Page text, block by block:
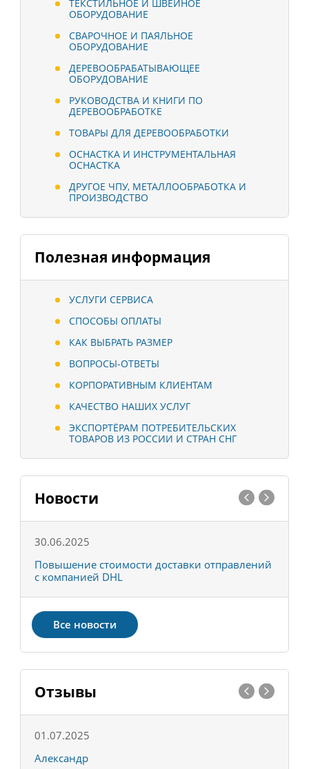
ТЕКСТИЛЬНОЕ И ШВЕЙНОЕ
ОБОРУДОВАНИЕ
СВАРОЧНОЕ И ПАЯЛЬНОЕ
ОБОРУДОВАНИЕ
ДЕРЕВООБРАБАТЫВАЮЩЕЕ
ОБОРУДОВАНИЕ
РУКОВОДСТВА И КНИГИ ПО
ДЕРЕВООБРАБОТКЕ
ТОВАРЫ ДЛЯ ДЕРЕВООБРАБОТКИ
ОСНАСТКА И ИНСТРУМЕНТАЛЬНАЯ
ОСНАСТКА
ДРУГОЕ ЧПУ, МЕТАЛЛООБРАБОТКА И
ПРОИЗВОДСТВО
Полезная информация
УСЛУГИ СЕРВИСА
СПОСОБЫ ОПЛАТЫ
КАК ВЫБРАТЬ РАЗМЕР
ВОПРОСЫ-ОТВЕТЫ
КОРПОРАТИВНЫМ КЛИЕНТАМ
КАЧЕСТВО НАШИХ УСЛУГ
ЭКСПОРТЁРАМ ПОТРЕБИТЕЛЬСКИХ
ТОВАРОВ ИЗ РОССИИ И СТРАН СНГ
Новости
30.06.2025
Повышение стоимости доставки отправлений
с компанией DHL
Все новости
Отзывы
01.07.2025
Александр